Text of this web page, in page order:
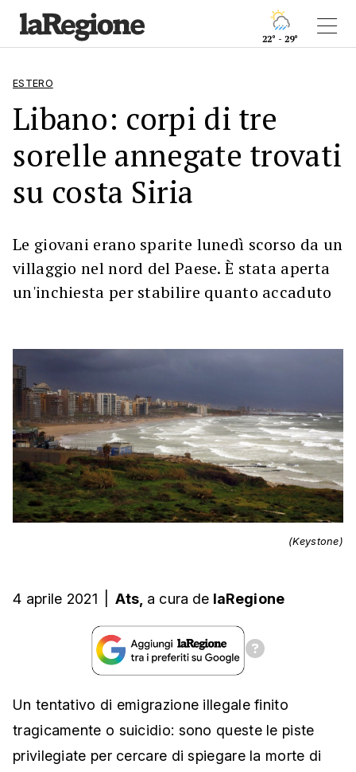
22° - 29°
ESTERO
Libano: corpi di tre
sorelle annegate trovati
su costa Siria
Le giovani erano sparite lunedì scorso da un
villaggio nel nord del Paese. È stata aperta
un'inchiesta per stabilire quanto accaduto
(Keystone)
4 aprile 2021 Ats, a cura de laRegione
Un tentativo di emigrazione illegale finito
tragicamente o suicidio: sono queste le piste
privilegiate per cercare di spiegare la morte di